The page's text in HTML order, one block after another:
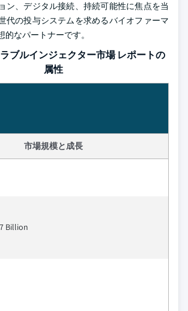
ン、デジタル接続、持続可能性に焦点を当
代の投与システムを求めるバイオファーマ
なパートナーです。
ブルインジェクター市場 レポートの
属性
市場規模と成長
Billion